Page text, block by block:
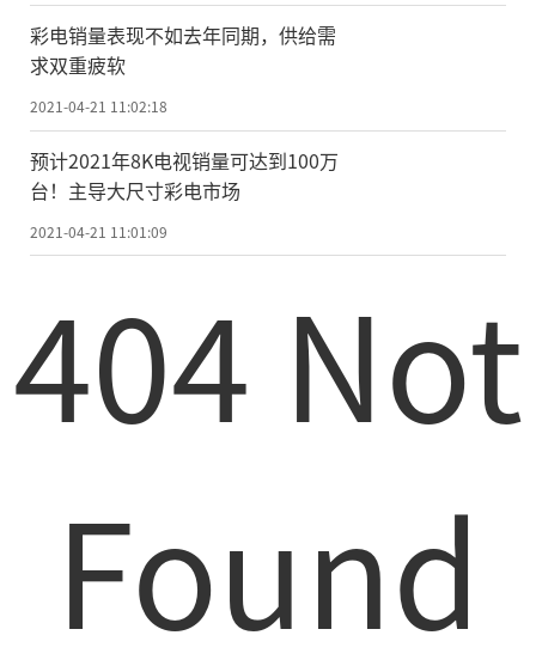
对于这种情况，市场调研机构Omdia的
最新数据预计，OLED电视在2021年全球电视
市场占有率(销售金额为准)中所占的比重从20
20年的7.4%上升至10.0%，总的来说，今年
能够突破两位数，是OLED电视普及的一个里
程碑。如果你也是一名观影爱好者，OLED电
(作者：张杰)
责任编辑：kj005
文章投诉热线:156 0057 2229 投诉邮箱:29132
彩电销量表现不如去年同期，供给需
求双重疲软
2021-04-21 11:02:18
预计2021年8K电视销量可达到100万
台！主导大尺寸彩电市场
2021-04-21 11:01:09
404 Not
Found